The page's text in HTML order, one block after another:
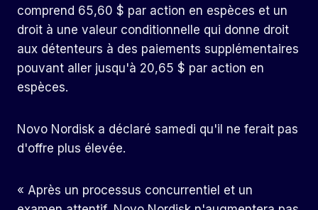
comprend 65,60 $ par action en espèces et un
droit à une valeur conditionnelle qui donne droit
aux détenteurs à des paiements supplémentaires
pouvant aller jusqu'à 20,65 $ par action en
espèces.
Novo Nordisk a déclaré samedi qu'il ne ferait pas
d'offre plus élevée.
« Après un processus concurrentiel et un